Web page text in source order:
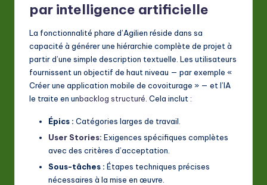
par intelligence artificielle
La fonctionnalité phare d’Agilien réside dans sa
capacité à générer une hiérarchie complète de projet à
partir d’une simple description textuelle. Les utilisateurs
fournissent un objectif de haut niveau — par exemple «
Créer une application mobile de covoiturage » — et l’IA
le traite en unbacklog structuré . Cela inclut :
Épics : Catégories larges de travail.
User Stories: Exigences spécifiques complètes
avec des critères d’acceptation.
Sous-tâches : Étapes techniques précises
nécessaires à la mise en œuvre.